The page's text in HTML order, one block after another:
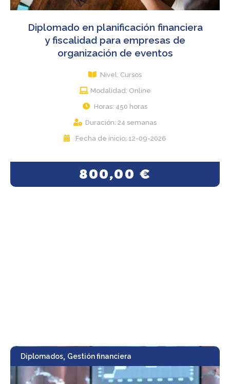
Diplomado en planificación financiera
y fiscalidad para empresas de
organización de eventos
Nivel: Cursos
Modalidad: Online
Horas: 450 horas
Duración: 24 semanas
Fecha de inicio: 12-09-2026
800,00€
Diplomados Gestión financiera